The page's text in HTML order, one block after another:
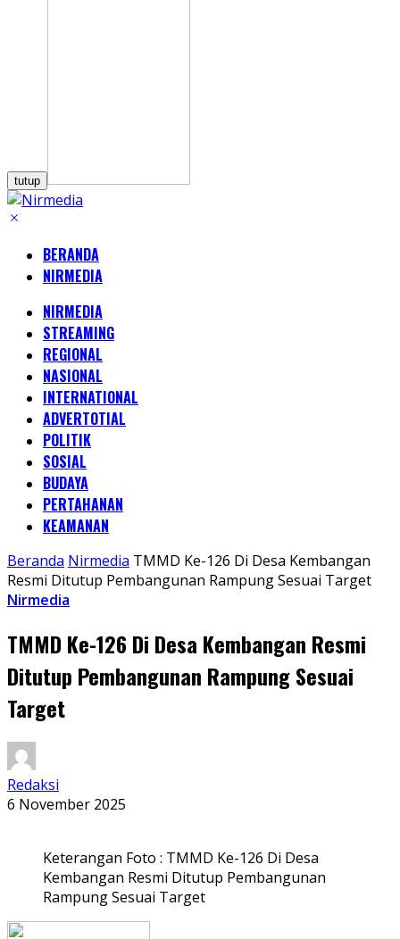
tutup
BERANDA
NIRMEDIA
NIRMEDIA
STREAMING
REGIONAL
NASIONAL
INTERNATIONAL
ADVERTOTIAL
POLITIK
SOSIAL
BUDAYA
PERTAHANAN
KEAMANAN
Beranda Nirmedia TMMD Ke-126 Di Desa Kembangan
Resmi Ditutup Pembangunan Rampung Sesuai Target
Nirmedia
TMMD Ke-126 Di Desa Kembangan Resmi
Ditutup Pembangunan Rampung Sesuai
Target
Redaksi
6 November 2025
Keterangan Foto : TMMD Ke-126 Di Desa
Kembangan Resmi Ditutup Pembangunan
Rampung Sesuai Target